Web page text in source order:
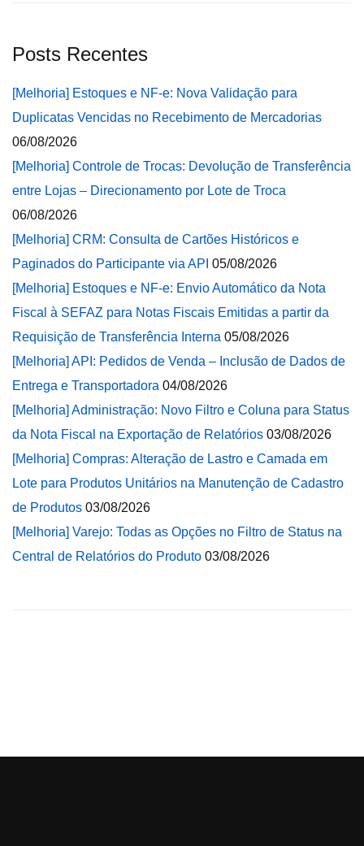
Posts Recentes
[Melhoria] Estoques e NF-e: Nova Validação para
Duplicatas Vencidas no Recebimento de Mercadorias
06/08/2026
[Melhoria] Controle de Trocas: Devolução de Transferência
entre Lojas – Direcionamento por Lote de Troca
06/08/2026
[Melhoria] CRM: Consulta de Cartões Históricos e
Paginados do Participante via API 05/08/2026
[Melhoria] Estoques e NF-e: Envio Automático da Nota
Fiscal à SEFAZ para Notas Fiscais Emitidas a partir da
Requisição de Transferência Interna 05/08/2026
[Melhoria] API: Pedidos de Venda – Inclusão de Dados de
Entrega e Transportadora 04/08/2026
[Melhoria] Administração: Novo Filtro e Coluna para Status
da Nota Fiscal na Exportação de Relatórios 03/08/2026
[Melhoria] Compras: Alteração de Lastro e Camada em
Lote para Produtos Unitários na Manutenção de Cadastro
de Produtos 03/08/2026
[Melhoria] Varejo: Todas as Opções no Filtro de Status na
Central de Relatórios do Produto 03/08/2026